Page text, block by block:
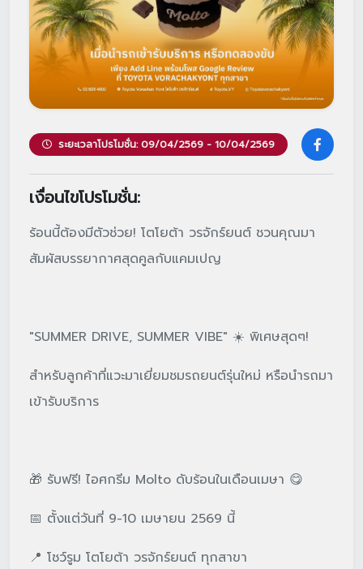
ระยะเวลาโปรโมชั่น: 09/04/2569 - 10/04/2569
เงื่อนไขโปรโมชั่น:
ร้อนนี้ต้องมีตัวช่วย! โตโยต้า วรจักร์ยนต์ ชวนคุณมา
สัมผัสบรรยากาศสุดคูลกับแคมเปญ
"SUMMER DRIVE, SUMMER VIBE" ☀️ พิเศษสุดๆ!
สำหรับลูกค้าที่แวะมาเยี่ยมชมรถยนต์รุ่นใหม่ หรือนำรถมา
เข้ารับบริการ
🎁 รับฟรี! ไอศกรีม Molto ดับร้อนในเดือนเมษา 😋
📅 ตั้งแต่วันที่ 9-10 เมษายน 2569 นี้
📍 โชว์รูม โตโยต้า วรจักร์ยนต์ ทุกสาขา